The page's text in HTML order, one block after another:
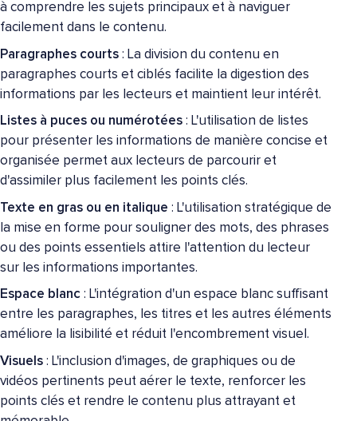
à comprendre les sujets principaux et à naviguer
facilement dans le contenu.
Paragraphes courts : La division du contenu en
paragraphes courts et ciblés facilite la digestion des
informations par les lecteurs et maintient leur intérêt.
Listes à puces ou numérotées : L'utilisation de listes
pour présenter les informations de manière concise et
organisée permet aux lecteurs de parcourir et
d'assimiler plus facilement les points clés.
Texte en gras ou en italique : L'utilisation stratégique de
la mise en forme pour souligner des mots, des phrases
ou des points essentiels attire l'attention du lecteur
sur les informations importantes.
Espace blanc : L'intégration d'un espace blanc suffisant
entre les paragraphes, les titres et les autres éléments
améliore la lisibilité et réduit l'encombrement visuel.
Visuels : L'inclusion d'images, de graphiques ou de
vidéos pertinents peut aérer le texte, renforcer les
points clés et rendre le contenu plus attrayant et